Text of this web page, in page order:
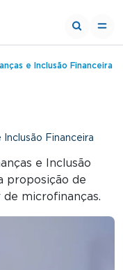
e Inclusão Financeira
Financeira
e Inclusão
proposição de
microfinanças.